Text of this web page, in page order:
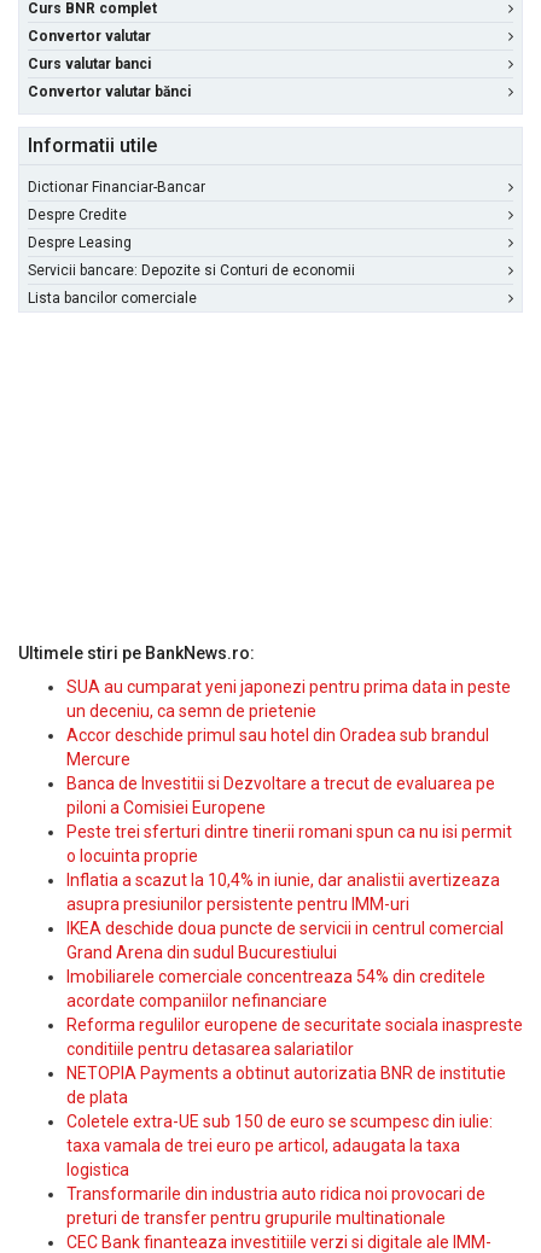
Curs BNR complet
Convertor valutar
Curs valutar banci
Convertor valutar bănci
Informatii utile
Dictionar Financiar-Bancar
Despre Credite
Despre Leasing
Servicii bancare: Depozite si Conturi de economii
Lista bancilor comerciale
Ultimele stiri pe BankNews.ro:
SUA au cumparat yeni japonezi pentru prima data in peste
un deceniu, ca semn de prietenie
Accor deschide primul sau hotel din Oradea sub brandul
Mercure
Banca de Investitii si Dezvoltare a trecut de evaluarea pe
piloni a Comisiei Europene
Peste trei sferturi dintre tinerii romani spun ca nu isi permit
o locuinta proprie
Inflatia a scazut la 10,4% in iunie, dar analistii avertizeaza
asupra presiunilor persistente pentru IMM-uri
IKEA deschide doua puncte de servicii in centrul comercial
Grand Arena din sudul Bucurestiului
Imobiliarele comerciale concentreaza 54% din creditele
acordate companiilor nefinanciare
Reforma regulilor europene de securitate sociala inaspreste
conditiile pentru detasarea salariatilor
NETOPIA Payments a obtinut autorizatia BNR de institutie
de plata
Coletele extra-UE sub 150 de euro se scumpesc din iulie:
taxa vamala de trei euro pe articol, adaugata la taxa
logistica
Transformarile din industria auto ridica noi provocari de
preturi de transfer pentru grupurile multinationale
CEC Bank finanteaza investitiile verzi si digitale ale IMM-